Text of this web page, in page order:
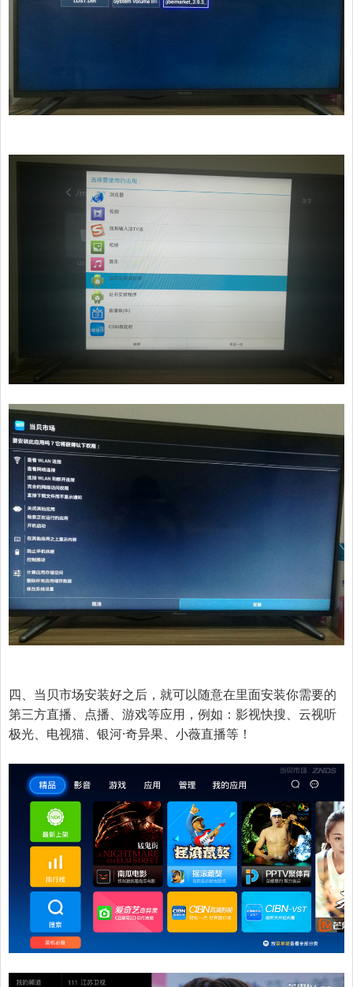
四、当贝市场安装好之后，就可以随意在里面安装你需要的
第三方直播、点播、游戏等应用，例如： 影视快搜、云视听
极光、电视猫、银河·奇异果、小薇直播等！